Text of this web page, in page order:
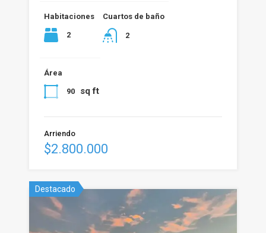
Habitaciones
2
Cuartos de baño
2
Área
90 sq ft
Arriendo
$2.800.000
Destacado